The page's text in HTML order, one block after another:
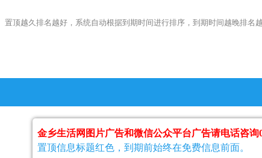
置顶越久排名越好，系统自动根据到期时间进行排序，到期时间越晚排名越
金乡生活网图片广告和微信公众平台广告请电话咨询
置顶信息标题红色，到期前始终在免费信息前面。